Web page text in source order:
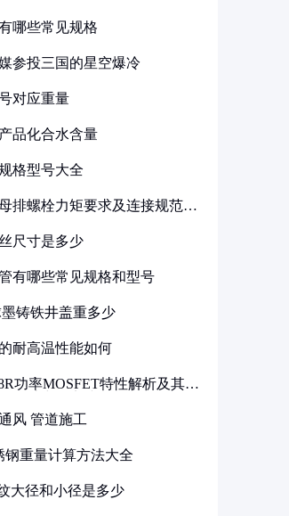
哪些常见规格
参投三国的星空爆冷
对应重量
品化合水含量
格型号大全
排螺栓力矩要求及连接规范详
尺寸是多少
有哪些常见规格和型号
铸铁井盖重多少
耐高温性能如何
功率MOSFET特性解析及其在
风 管道施工
钢重量计算方法大全
大径和小径是多少